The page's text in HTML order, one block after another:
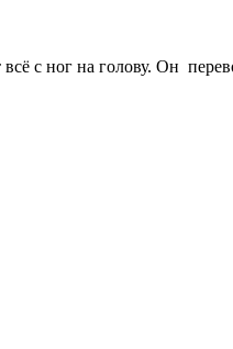
с ног на голову. Он